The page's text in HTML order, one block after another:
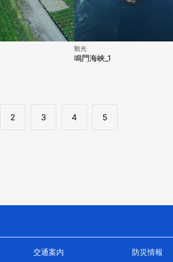
観光
鳴門海峡_1
2 3 4 5
交通案内 防災情報